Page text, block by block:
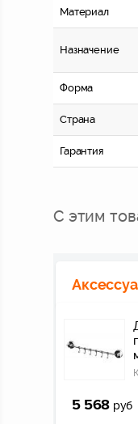
Материал
Назначение
Форма
Страна
Гарантия
С этим
5 568 руб